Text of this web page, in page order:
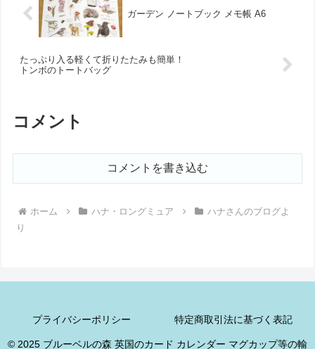
ガーデン ノートブック メモ帳 A6
たっぷり入る軽くて折りたたみも簡単！
トンボのトートバッグ
コメント
コメントを書き込む
ホーム ハナ・ロングミュア
ハナさんのブログよ
り
プライバシーポリシー 特定商取引法に基づく表記
© 2025 ブルーベルの森 英国のカード カレンダー マグカップ等の輸